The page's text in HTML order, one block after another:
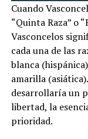
Cuando
“Quinta Raza” o
Vasconcelos
cada una de las
blanca
amarilla
desarrollaría un
libertad, la
prioridad.